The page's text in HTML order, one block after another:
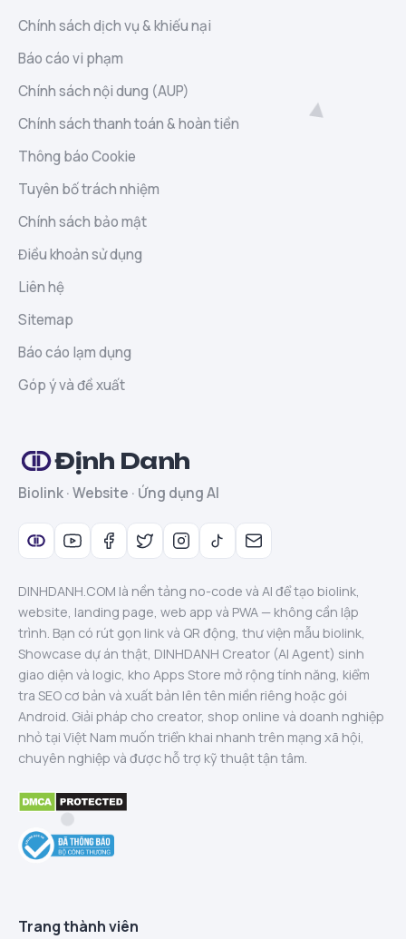
Chính sách dịch vụ & khiếu nại
Báo cáo vi phạm
Chính sách nội dung (AUP)
Chính sách thanh toán & hoàn tiền
Thông báo Cookie
Tuyên bố trách nhiệm
Chính sách bảo mật
Điều khoản sử dụng
Liên hệ
Sitemap
Báo cáo lạm dụng
Góp ý và đề xuất
Định Danh
Biolink · Website · Ứng dụng AI
DINHDANH.COM là nền tảng no-code và AI để tạo biolink,
website, landing page, web app và PWA — không cần lập
trình. Bạn có rút gọn link và QR động, thư viện mẫu biolink,
Showcase dự án thật, DINHDANH Creator (AI Agent) sinh
giao diện và logic, kho Apps Store mở rộng tính năng, kiểm
tra SEO cơ bản và xuất bản lên tên miền riêng hoặc gói
Android. Giải pháp cho creator, shop online và doanh nghiệp
nhỏ tại Việt Nam muốn triển khai nhanh trên mạng xã hội,
chuyên nghiệp và được hỗ trợ kỹ thuật tận tâm.
Trang thành viên